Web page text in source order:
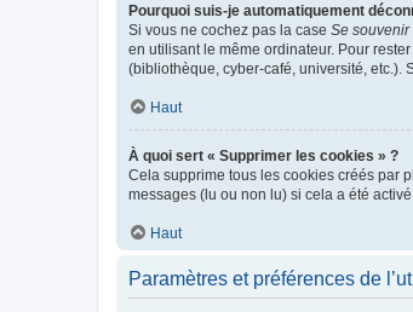
Pourquoi suis-je automatiquement
Si vous ne cochez pas la case Se souvenir
en utilisant le même ordinateur. Pour
(bibliothèque, cyber-café, université, etc.).
Haut
À quoi sert « Supprimer les cookies » ?
Cela supprime tous les cookies créés par
messages (lu ou non lu) si cela a été
Haut
Paramètres et préférences de